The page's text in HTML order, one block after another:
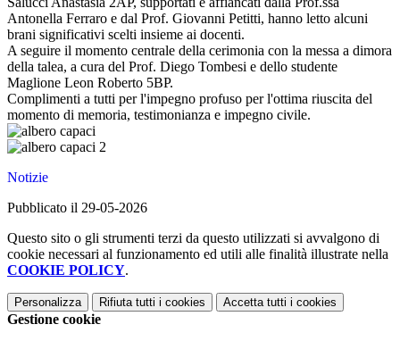
Antonella Ferraro e dal Prof. Giovanni Petitti, hanno letto alcuni
brani significativi scelti insieme ai docenti.
A seguire il momento centrale della cerimonia con la messa a dimora
della talea, a cura del Prof. Diego Tombesi e dello studente
Maglione Leon Roberto 5BP.
Complimenti a tutti per l'impegno profuso per l'ottima riuscita del
momento di memoria, testimonianza e impegno civile.
Notizie
Pubblicato il 29-05-2026
Questo sito o gli strumenti terzi da questo utilizzati si avvalgono di
cookie necessari al funzionamento ed utili alle finalità illustrate nella
COOKIE POLICY.
Personalizza Rifiuta tutti i cookies Accetta tutti i cookies
Gestione cookie